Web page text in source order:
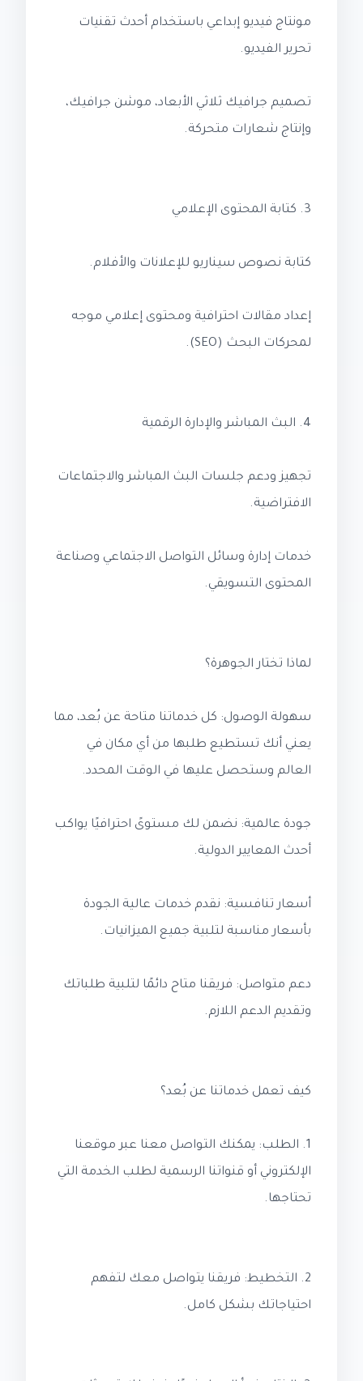
مونتاج فيديو إبداعي باستخدام أحدث تقنيات
تحرير الفيديو.
تصميم جرافيك ثلاثي الأبعاد، موشن جرافيك،
وإنتاج شعارات متحركة.
3. كتابة المحتوى الإعلامي
كتابة نصوص سيناريو للإعلانات والأفلام.
إعداد مقالات احترافية ومحتوى إعلامي موجه
لمحركات البحث (SEO).
4. البث المباشر والإدارة الرقمية
تجهيز ودعم جلسات البث المباشر والاجتماعات
الافتراضية.
خدمات إدارة وسائل التواصل الاجتماعي وصناعة
المحتوى التسويقي.
لماذا تختار الجوهرة؟
سهولة الوصول: كل خدماتنا متاحة عن بُعد، مما
يعني أنك تستطيع طلبها من أي مكان في
العالم وستحصل عليها في الوقت المحدد.
جودة عالمية: نضمن لك مستوىً احترافيًا يواكب
أحدث المعايير الدولية.
أسعار تنافسية: نقدم خدمات عالية الجودة
بأسعار مناسبة لتلبية جميع الميزانيات.
دعم متواصل: فريقنا متاح دائمًا لتلبية طلباتك
وتقديم الدعم اللازم.
كيف تعمل خدماتنا عن بُعد؟
1. الطلب: يمكنك التواصل معنا عبر موقعنا
الإلكتروني أو قنواتنا الرسمية لطلب الخدمة التي
تحتاجها.
2. التخطيط: فريقنا يتواصل معك لتفهم
احتياجاتك بشكل كامل.